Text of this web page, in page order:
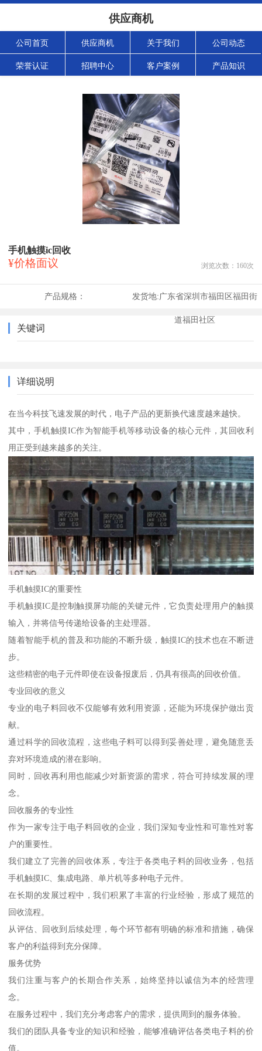
供应商机
公司首页 供应商机 关于我们 公司动态
荣誉认证 招聘中心 客户案例 产品知识
手机触摸ic回收
¥价格面议 浏览次数： 160次
产品规格： 发货地:广东省深圳市福田区福田街
道福田社区
关键词
详细说明
在当今科技飞速发展的时代，电子产品的更新换代速度越来越快。
其中，手机触摸IC作为智能手机等移动设备的核心元件，其回收利
用正受到越来越多的关注。
手机触摸IC的重要性
手机触摸IC是控制触摸屏功能的关键元件，它负责处理用户的触摸
输入，并将信号传递给设备的主处理器。
随着智能手机的普及和功能的不断升级，触摸IC的技术也在不断进
步。
这些精密的电子元件即使在设备报废后，仍具有很高的回收价值。
专业回收的意义
专业的电子料回收不仅能够有效利用资源，还能为环境保护做出贡
献。
通过科学的回收流程，这些电子料可以得到妥善处理，避免随意丢
弃对环境造成的潜在影响。
同时，回收再利用也能减少对新资源的需求，符合可持续发展的理
念。
回收服务的专业性
作为一家专注于电子料回收的企业，我们深知专业性和可靠性对客
户的重要性。
我们建立了完善的回收体系，专注于各类电子料的回收业务，包括
手机触摸IC、集成电路、单片机等多种电子元件。
在长期的发展过程中，我们积累了丰富的行业经验，形成了规范的
回收流程。
从评估、回收到后续处理，每个环节都有明确的标准和措施，确保
客户的利益得到充分保障。
服务优势
我们注重与客户的长期合作关系，始终坚持以诚信为本的经营理
念。
在服务过程中，我们充分考虑客户的需求，提供周到的服务体验。
我们的团队具备专业的知识和经验，能够准确评估各类电子料的价
值。